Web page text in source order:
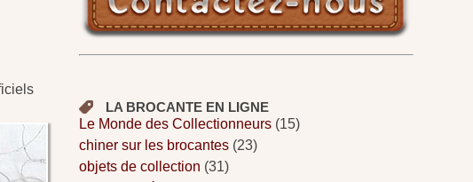
LA BROCANTE EN LIGNE
Le Monde des Collectionneurs (15)
chiner sur les brocantes (23)
objets de collection (31)